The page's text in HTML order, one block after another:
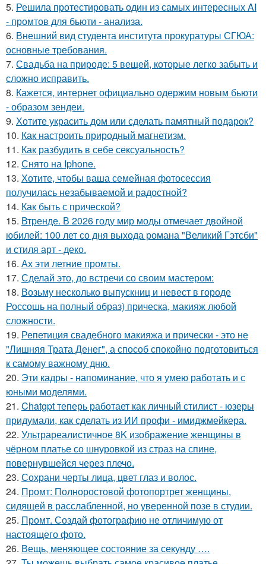
5. Решила протестировать один из самых интересных AI
- промтов для бьюти - анализа.
6. Внешний вид студента института прокуратуры СГЮА:
основные требования.
7. Свадьба на природе: 5 вещей, которые легко забыть и
сложно исправить.
8. Кажется, интернет официально одержим новым бьюти
- образом зендеи.
9. Хотите украсить дом или сделать памятный подарок?
10. Как настроить природный магнетизм.
11. Как разбудить в себе сексуальность?
12. Снято на Iphone.
13. Хотите, чтобы ваша семейная фотосессия
получилась незабываемой и радостной?
14. Как быть с прической?
15. Втренде. В 2026 году мир моды отмечает двойной
юбилей: 100 лет со дня выхода романа "Великий Гэтсби"
и стиля арт - деко.
16. Ах эти летние промты.
17. Сделай это, до встречи со своим мастером:
18. Возьму несколько выпускниц и невест в городе
Россошь на полный образ) прическа, макияж любой
сложности.
19. Репетиция свадебного макияжа и прически - это не
"Лишняя Трата Денег", а способ спокойно подготовиться
к самому важному дню.
20. Эти кадры - напоминание, что я умею работать и с
юными моделями.
21. Chatgpt теперь работает как личный стилист - юзеры
придумали, как сделать из ИИ профи - имиджмейкера.
22. Ультрареалистичное 8K изображение женщины в
чёрном платье со шнуровкой из страз на спине,
повернувшейся через плечо.
23. Сохрани черты лица, цвет глаз и волос.
24. Промт: Полноростовой фотопортрет женщины,
сидящей в расслабленной, но уверенной позе в студии.
25. Промт. Создай фотографию не отличимую от
настоящего фото.
26. Вещь, меняющее состояние за секунду ….